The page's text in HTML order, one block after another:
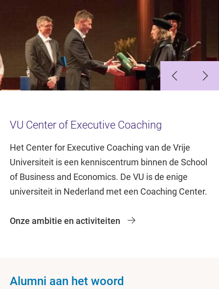
VU Center of Executive Coaching
Het Center for Executive Coaching van de Vrije
Universiteit is een kenniscentrum binnen de School
of Business and Economics. De VU is de enige
universiteit in Nederland met een Coaching Center.
Onze ambitie en activiteiten
Alumni aan het woord